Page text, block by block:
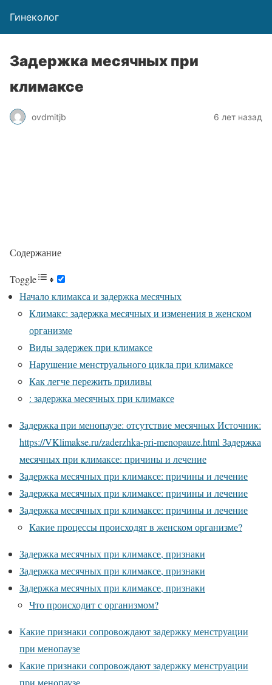
Гинеколог
Задержка месячных при
климаксе
ovdmitjb 6 лет назад
Содержание
Toggle
Начало климакса и задержка месячных
Климакс: задержка месячных и изменения в женском
организме
Виды задержек при климаксе
Нарушение менструального цикла при климаксе
Как легче пережить приливы
: задержка месячных при климаксе
Задержка при менопаузе: отсутствие месячных Источник:
https://VKlimakse.ru/zaderzhka-pri-menopauze.html Задержка
месячных при климаксе: причины и лечение
Задержка месячных при климаксе: причины и лечение
Задержка месячных при климаксе: причины и лечение
Задержка месячных при климаксе: причины и лечение
Какие процессы происходят в женском организме?
Задержка месячных при климаксе, признаки
Задержка месячных при климаксе, признаки
Задержка месячных при климаксе, признаки
Что происходит с организмом?
Какие признаки сопровождают задержку менструации
при менопаузе
Какие признаки сопровождают задержку менструации